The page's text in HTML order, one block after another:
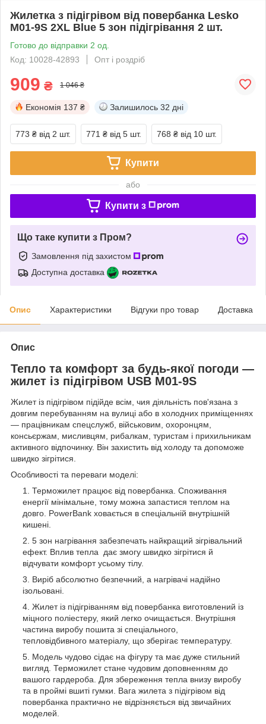
Жилетка з підігрівом від повербанка Lesko
M01-9S 2XL Blue 5 зон підігрівання 2 шт.
Готово до відправки 2 од.
Код: 10028-42893
Опт і роздріб
909 ₴ 1 046 ₴
Економія 137 ₴ Залишилось 32 дні
773 ₴ від 2 шт. 771 ₴ від 5 шт. 768 ₴ від 10 шт.
Купити
або
Купити з
Що таке купити з Пром?
Замовлення під захистом
Доступна доставка
Опис Характеристики Відгуки про товар Доставка
Опис
Тепло та комфорт за будь-якої погоди —
жилет із підігрівом USB M01-9S
Жилет із підігрівом підійде всім, чия діяльність пов'язана з
довгим перебуванням на вулиці або в холодних приміщеннях
— працівникам спецслужб, військовим, охоронцям,
консьєржам, мисливцям, рибалкам, туристам і прихильникам
активного відпочинку. Він захистить від холоду та допоможе
швидко зігрітися.
Особливості та переваги моделі:
Терможилет працює від повербанка. Споживання
енергії мінімальне, тому можна запастися теплом на
довго. PowerBank ховається в спеціальній внутрішній
кишені.
5 зон нагрівання забезпечать найкращий зігрівальний
ефект. Вплив тепла дає змогу швидко зігрітися й
відчувати комфорт усьому тілу.
Виріб абсолютно безпечний, а нагрівачі надійно
ізольовані.
Жилет із підігріванням від повербанка виготовлений із
міцного поліестеру, який легко очищається. Внутрішня
частина виробу пошита зі спеціального,
тепловідбивного матеріалу, що зберігає температуру.
Модель чудово сідає на фігуру та має дуже стильний
вигляд. Терможилет стане чудовим доповненням до
вашого гардероба. Для збереження тепла внизу виробу
та в проймі вшиті гумки. Вага жилета з підігрівом від
повербанка практично не відрізняється від звичайних
моделей.